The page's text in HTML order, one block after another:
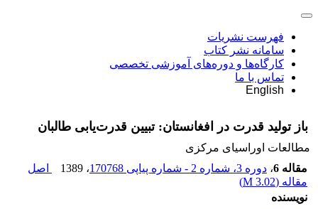
فهرست نشریات
سامانه نشر کتاب
کارگاه‌ها و دوره‌های آموزشی تخصصی
تماس با ما
English
باز تولید قدرت در افغانستان: تبیین قدرت‌یابی طالبان
مطالعات اوراسیای مرکزی
مقاله 6
، دوره 3، شماره 2 - شماره پیاپی 170768 ، 1389
اصل
مقاله (3.02 M
)
نویسنده